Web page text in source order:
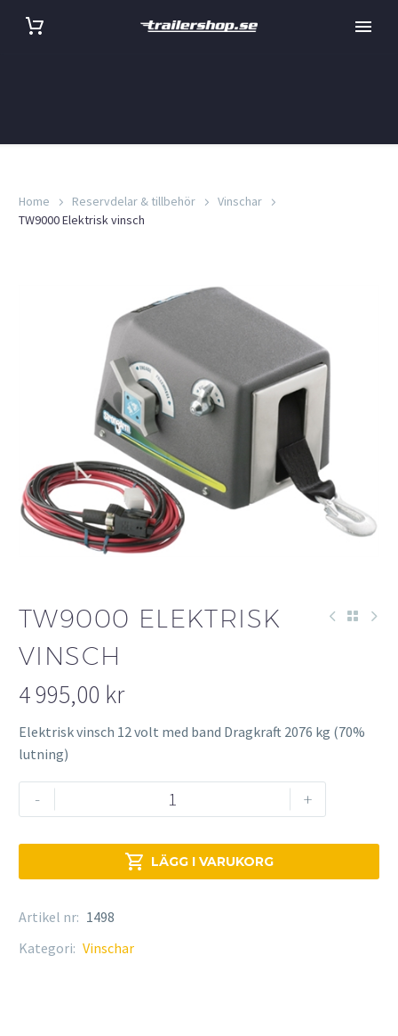
Home Reservdelar & tillbehör
Vinschar
TW9000 Elektrisk vinsch
TW9000 ELEKTRISK
VINSCH
4 995,00 kr
Elektrisk vinsch 12 volt med band Dragkraft 2076 kg (70%
lutning)
-
TW9000
Elektrisk
+
 LÄGG I VARUKORG
Artikel nr: 1498
Kategori: Vinschar